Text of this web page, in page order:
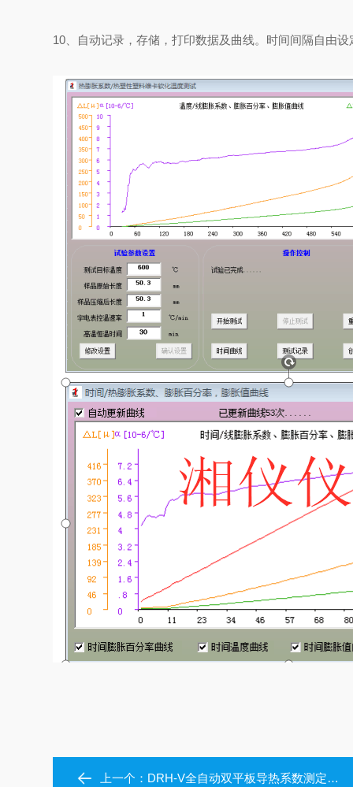
10、自动记录，存储，打印数据及曲线。时间间隔自由
上一个： DRH-V全自动双平板导热系数测定仪（护热平板法）